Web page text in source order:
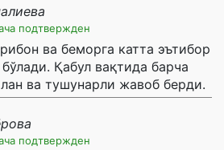
подтвержден
ва беморга катта эътибор
Қабул вақтида барча
ва тушунарли жавоб берди.
подтвержден